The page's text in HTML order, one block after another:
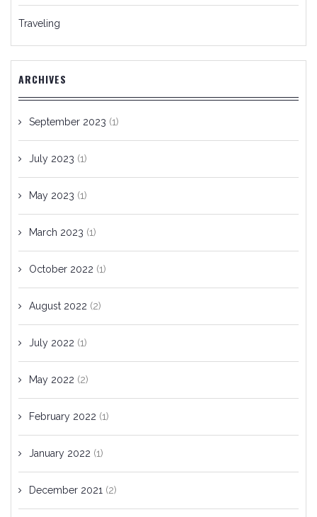
Traveling
ARCHIVES
September 2023 (1)
July 2023 (1)
May 2023 (1)
March 2023 (1)
October 2022 (1)
August 2022 (2)
July 2022 (1)
May 2022 (2)
February 2022 (1)
January 2022 (1)
December 2021 (2)